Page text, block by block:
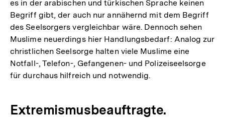
es in der arabischen und türkischen Sprache keinen
Begriff gibt, der auch nur annähernd mit dem Begriff
des Seelsorgers vergleichbar wäre. Dennoch sehen
Muslime neuerdings hier Handlungsbedarf: Analog zur
christlichen Seelsorge halten viele Muslime eine
Notfall-, Telefon-, Gefangenen- und Polizeiseelsorge
für durchaus hilfreich und notwendig.
Extremismusbeauftragte.